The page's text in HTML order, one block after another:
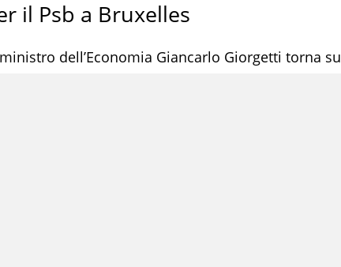
il Psb a Bruxelles
dell’Economia Giancarlo Giorgetti torna su